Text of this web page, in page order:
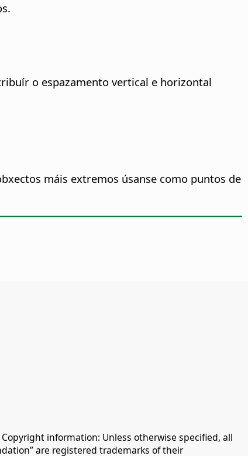
o espazamento vertical e horizontal
máis extremos úsanse como puntos de
information: Unless otherwise specified, all
are registered trademarks of their